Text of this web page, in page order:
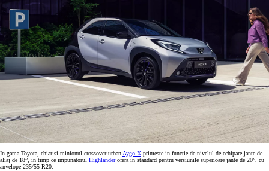
In gama Toyota, chiar si minionul crossover urbanAygo X primeste in functie de nivelul de echipare jante de
aliaj de 18”, in timp ce impunatorul Highlanderofera in standard pentru versiunile superioare jante de 20”, cu
anvelope 235/55 R20.